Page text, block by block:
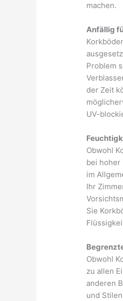
machen.
Anfällig
Problem
der Zeit
UV-
Obwohl
bei hoher
im
Ihr
Sie
Obwohl
zu allen
anderen
und